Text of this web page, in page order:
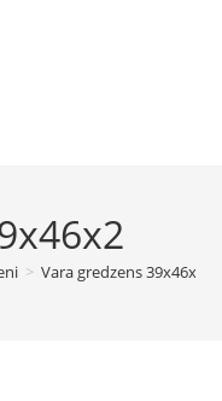
> Vara gredzens 39x46x2